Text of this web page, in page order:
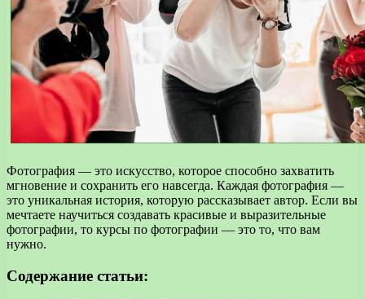
Фотография — это искусство, которое способно захватить
мгновение и сохранить его навсегда. Каждая фотография —
это уникальная история, которую рассказывает автор. Если вы
мечтаете научиться создавать красивые и выразительные
фотографии, то курсы по фотографии — это то, что вам
нужно.
Содержание статьи: